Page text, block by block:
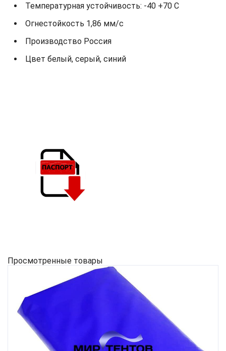
Температурная устойчивость: -40 +70 С
Огнестойкость 1,86 мм/с
Производство Россия
Цвет белый, серый, синий
Просмотренные товары